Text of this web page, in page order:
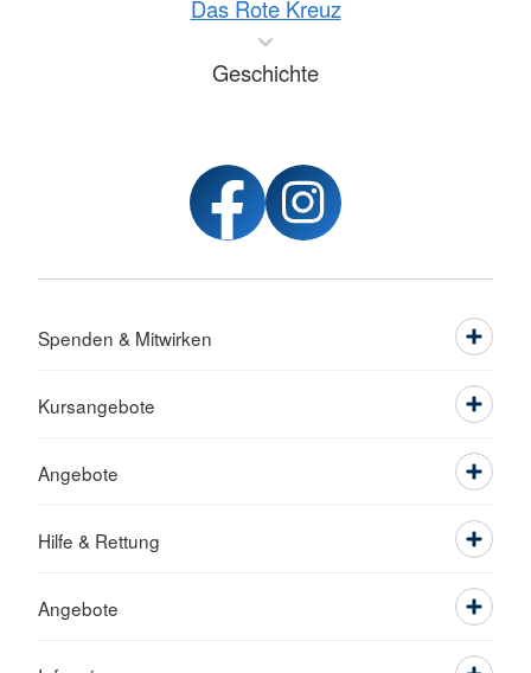
Das Rote Kreuz
Geschichte
Spenden & Mitwirken
Kursangebote
Angebote
Hilfe & Rettung
Angebote